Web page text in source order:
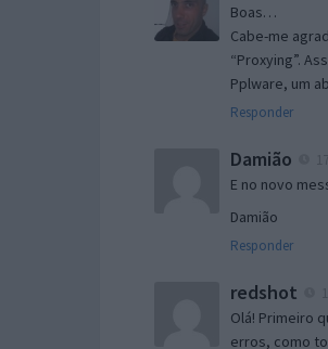
Boas…
Cabe-me
“Proxying”.
Pplware, um
Responder
Damião
E no novo
Damião
Responder
redshot
Olá! Primeiro
erros, como